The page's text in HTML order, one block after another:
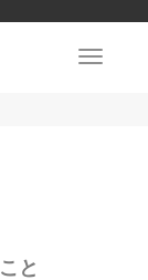
Toggle
と